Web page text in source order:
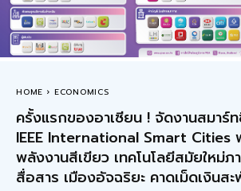
HOME ECONOMICS
ครั้งแรกของอาเซียน ! จัดงานสมาร์
IEEE International Smart Cities
พลังงานสีเขียว เทคโนโลยีสมัยใหม่ภ
สื่อสาร เมืองอัจฉริยะ คาดเม็ดเงินส